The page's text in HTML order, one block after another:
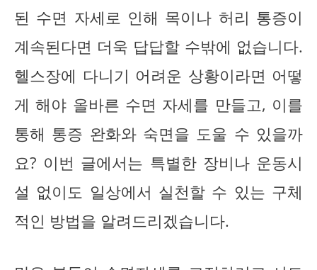
된 수면 자세로 인해 목이나 허리 통증이
계속된다면 더욱 답답할 수밖에 없습니다.
헬스장에 다니기 어려운 상황이라면 어떻
게 해야 올바른 수면 자세를 만들고, 이를
통해 통증 완화와 숙면을 도울 수 있을까
요? 이번 글에서는 특별한 장비나 운동시
설 없이도 일상에서 실천할 수 있는 구체
적인 방법을 알려드리겠습니다.